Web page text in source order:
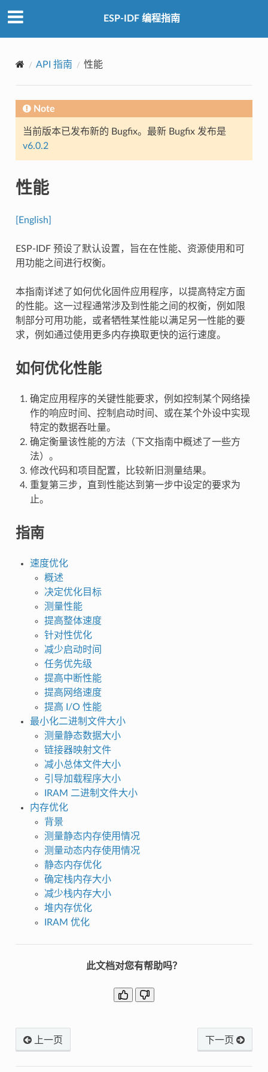
ESP-IDF 编程指南
API 指南 性能
Note
当前版本已发布新的 Bugfix。最新 Bugfix 发布是
v6.0.2
性能
[English]
ESP-IDF 预设了默认设置，旨在在性能、资源使用和可
用功能之间进行权衡。
本指南详述了如何优化固件应用程序，以提高特定方面
的性能。这一过程通常涉及到性能之间的权衡，例如限
制部分可用功能，或者牺牲某性能以满足另一性能的要
求，例如通过使用更多内存换取更快的运行速度。
如何优化性能
确定应用程序的关键性能要求，例如控制某个网络操
作的响应时间、控制启动时间、或在某个外设中实现
特定的数据吞吐量。
确定衡量该性能的方法（下文指南中概述了一些方
法）。
修改代码和项目配置，比较新旧测量结果。
重复第三步，直到性能达到第一步中设定的要求为
止。
指南
速度优化
概述
决定优化目标
测量性能
提高整体速度
针对性优化
减少启动时间
任务优先级
提高中断性能
提高网络速度
提高 I/O 性能
最小化二进制文件大小
测量静态数据大小
链接器映射文件
减小总体文件大小
引导加载程序大小
IRAM 二进制文件大小
内存优化
背景
测量静态内存使用情况
测量动态内存使用情况
静态内存优化
确定栈内存大小
减少栈内存大小
堆内存优化
IRAM 优化
此文档对您有帮助吗？
上一页 下一页